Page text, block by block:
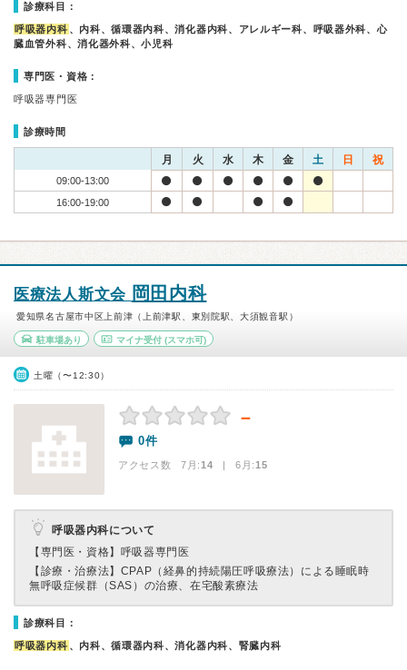
診療科目：
呼吸器内科 、内科、循環器内科、消化器内科、アレルギー科、呼吸器外科、心
臓血管外科、消化器外科、小児科
専門医・資格：
呼吸器専門医
診療時間
月 火 水 木 金 土 日 祝
09:00-13:00
16:00-19:00
医療法人斯文会 岡田内科
愛知県名古屋市中区上前津（上前津駅、東別院駅、大須観音駅）
駐車場あり マイナ受付(スマホ可)
土曜（〜12:30）
－
0件
アクセス数 7月:14 | 6月:15
呼吸器内科について
【専門医・資格】 呼吸器専門医
【診療・治療法】 CPAP（経鼻的持続陽圧呼吸療法）による睡眠時
無呼吸症候群（SAS）の治療、在宅酸素療法
診療科目：
呼吸器内科 、内科、循環器内科、消化器内科、腎臓内科